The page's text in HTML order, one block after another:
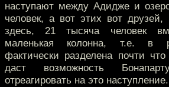
наступают между Адидже и
человек, а вот этих вот друзей,
здесь, 21 тысяча человек
маленькая колонна, т.е. в
фактически разделена почти
даст возможность
отреагировать на это наступление.